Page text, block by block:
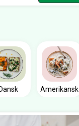
Dansk Amerikansk